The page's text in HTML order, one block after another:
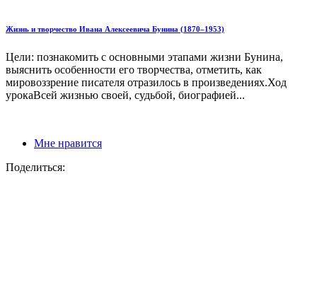
Жизнь и творчество Ивана Алексеевича Бунина (1870–1953)
Цели: познакомить с основными этапами жизни Бунина,
выяснить особенности его творчества, отметить, как
мировоззрение писателя отразилось в произведениях.Ход
урокаВсей жизнью своей, судьбой, биографией...
Мне нравится
Поделиться: